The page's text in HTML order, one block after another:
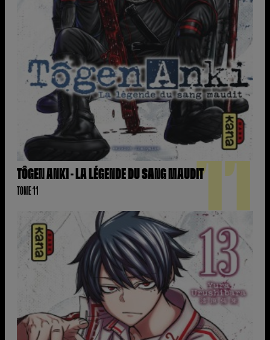
TÔGEN ANKI - LA LÉGENDE DU SANG MAUDIT
TOME 11 11